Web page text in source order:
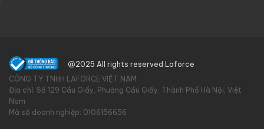
@2025 All rights reserved Laforce
CÔNG TY TNHH LAFORCE VIỆT NAM
Địa chỉ: Số 129 Cầu Giấy, Phường Cầu Giấy, Thành Phố Hà Nội, Việt
Nam
Mã số doanh nghiệp: 0106156656